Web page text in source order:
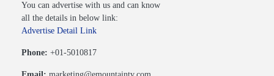
You can advertise with us and can know
all the details in below link:
Advertise Detail Link
Phone: +01-5010817